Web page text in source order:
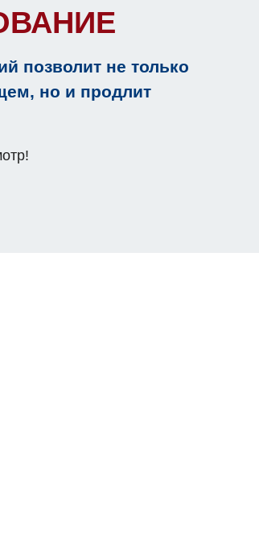
позволит не только
но и продлит